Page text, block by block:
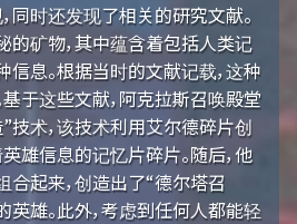
同时还发现了相关的研究文献。
矿物，其中蕴含着包括人类记
息。根据当时的文献记载，这种
于这些文献，阿克拉斯召唤殿堂
技术，该技术利用艾尔德碎片创
雄信息的记忆片碎片。随后，他
起来，创造出了“德尔塔召
英雄。此外，考虑到任何人都能轻